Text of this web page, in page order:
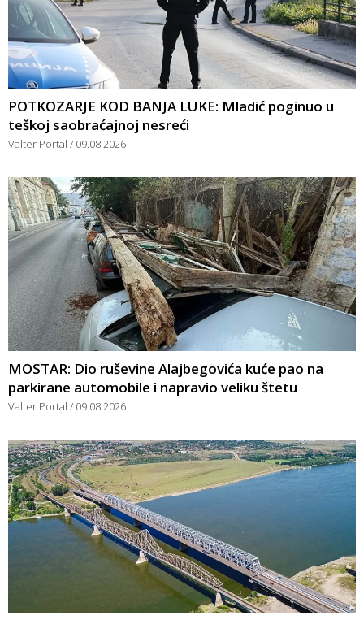
POTKOZARJE KOD BANJA LUKE: Mladić poginuo u
teškoj saobraćajnoj nesreći
Valter Portal 09.08.2026
MOSTAR: Dio ruševine Alajbegovića kuće pao na
parkirane automobile i napravio veliku štetu
Valter Portal 09.08.2026